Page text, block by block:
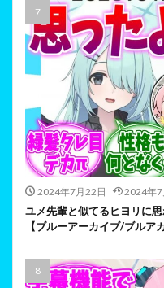
2024年7月22日 2024年7
ユメ先輩と似てるヒヨリに
【ブルーアーカイブ/ブルア